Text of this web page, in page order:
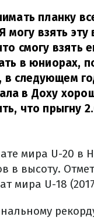
планку
взять эту
смогу взять
в юниорах,
в следующем
в Доху
что прыгну
мира U-20 в
в высоту.
U-18 (2017